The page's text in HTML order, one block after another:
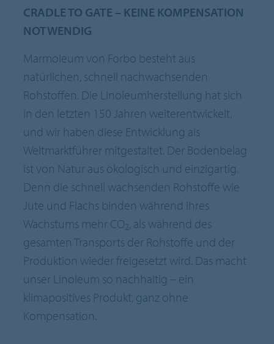
CRADLE TO GATE – KEINE KOMPENSATION
NOTWENDIG
Marmoleum von Forbo besteht aus
natürlichen, schnell nachwachsenden
Rohstoffen. Die Linoleumherstellung hat sich
in den letzten 150 Jahren weiterentwickelt,
und wir haben diese Entwicklung als
Weltmarktführer mitgestaltet. Der Bodenbelag
ist von Natur aus ökologisch und einzigartig.
Denn die schnell wachsenden Rohstoffe wie
Jute und Flachs binden während ihres
Wachstums mehr CO2 , als während des
gesamten Transports der Rohstoffe und der
Produktion wieder freigesetzt wird. Das macht
unser Linoleum so nachhaltig – ein
klimapositives Produkt, ganz ohne
Kompensation.